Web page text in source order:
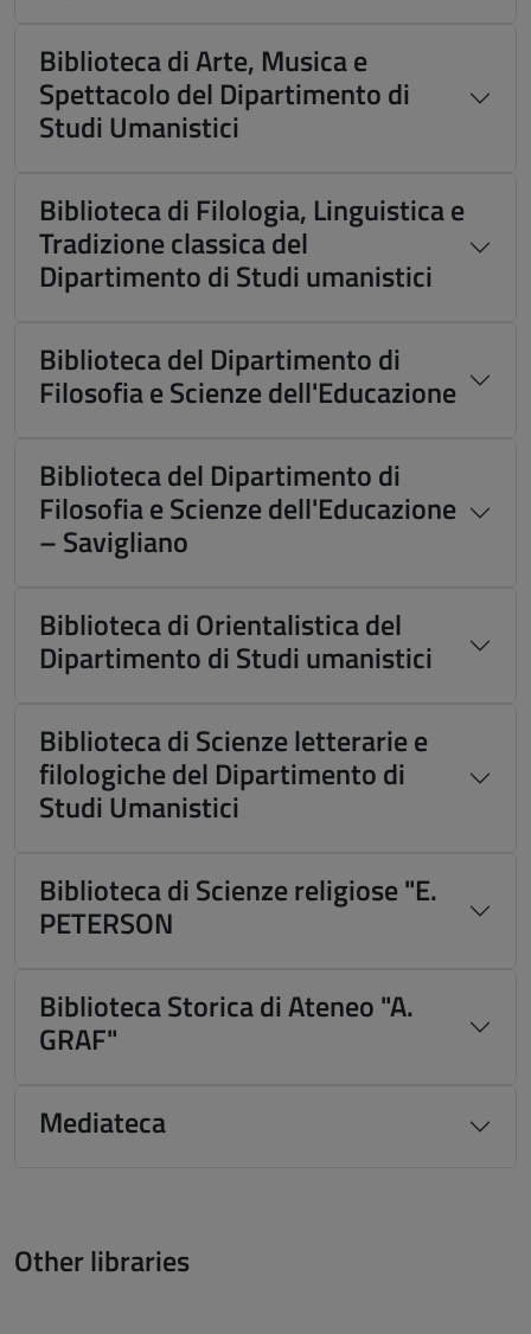
Biblioteca di Arte, Musica e
Spettacolo del Dipartimento di
Studi Umanistici
Biblioteca di Filologia, Linguistica e
Tradizione classica del
Dipartimento di Studi umanistici
Biblioteca del Dipartimento di
Filosofia e Scienze dell'Educazione
Biblioteca del Dipartimento di
Filosofia e Scienze dell'Educazione
– Savigliano
Biblioteca di Orientalistica del
Dipartimento di Studi umanistici
Biblioteca di Scienze letterarie e
filologiche del Dipartimento di
Studi Umanistici
Biblioteca di Scienze religiose "E.
PETERSON
Biblioteca Storica di Ateneo "A.
GRAF"
Mediateca
Other libraries